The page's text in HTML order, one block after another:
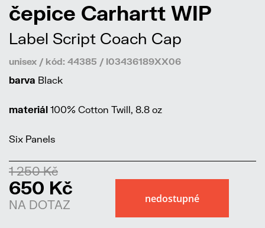
čepice Carhartt WIP
Label Script Coach Cap
unisex / kód: 44385 / I03436189XX06
barva Black
materiál 100% Cotton Twill, 8.8 oz
Six Panels
1 250 Kč
650 Kč
NA DOTAZ